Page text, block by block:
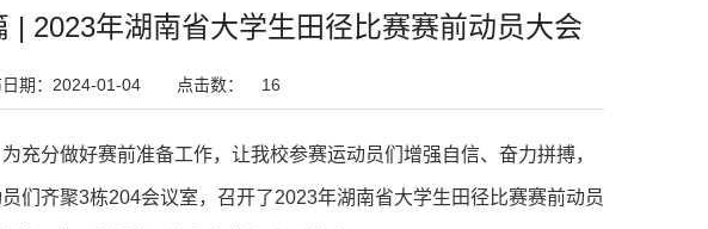
| 2023年湖南省大学生田径比赛赛前动员大会
日期：2024-01-04 点击数： 16
充分做好赛前准备工作，让我校参赛运动员们增强自信、奋力拼搏，
们齐聚3栋204会议室，召开了2023年湖南省大学生田径比赛赛前动员